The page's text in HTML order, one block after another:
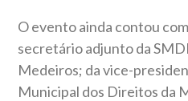
O evento ainda contou
secretário adjunto da
Medeiros; da vice-
Municipal dos Direitos da